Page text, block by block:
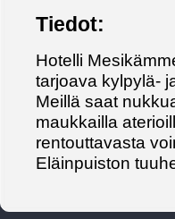
Tiedot:
Hotelli
tarjoava kylpylä-
Meillä saat
maukkailla
rentouttavasta
Eläinpuiston